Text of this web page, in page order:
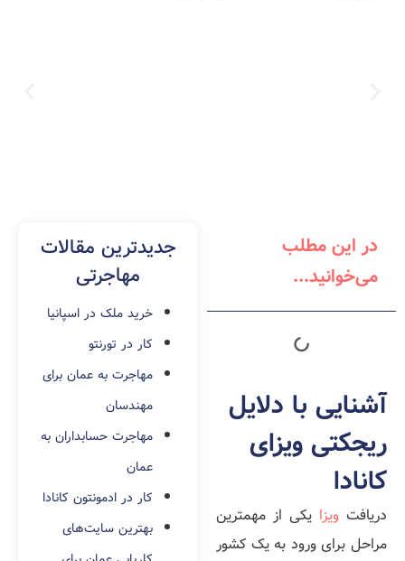
در این مطلب
می‌خوانید...
آشنایی با دلایل
ریجکتی ویزای
کانادا
دریافت ویزا یکی از مهم­ترین
مراحل برای ورود به یک کشور
جدیدترین مقالات
مهاجرتی
خرید ملک در اسپانیا
کار در تورنتو
مهاجرت به عمان برای
مهندسان
مهاجرت حسابداران به
عمان
کار در ادمونتون کانادا
بهترین سایت‌های